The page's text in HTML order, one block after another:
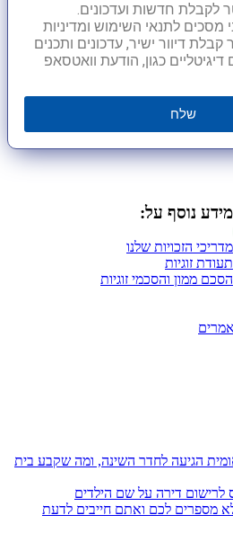
לקבלת חדשות ועדכונים.
לתנאי השימוש ומדיניות
דיוור ישיר, עדכונים ותכנים
כגון, הודעת וואטסאפ
שלח
מידע נוסף על:
מדריכי הזכויות שלנו
תעודת זוגיות
הסכם ממון והסכמי זוגיות
הגיעה לחדר השינה, ומה שקבע בית
לרישום דירה על שם הילדים
מספרים לכם ואתם חייבים לדעת